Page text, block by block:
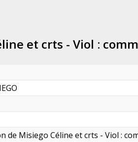
et crts - Viol :
de Misiego Céline et crts - Viol :